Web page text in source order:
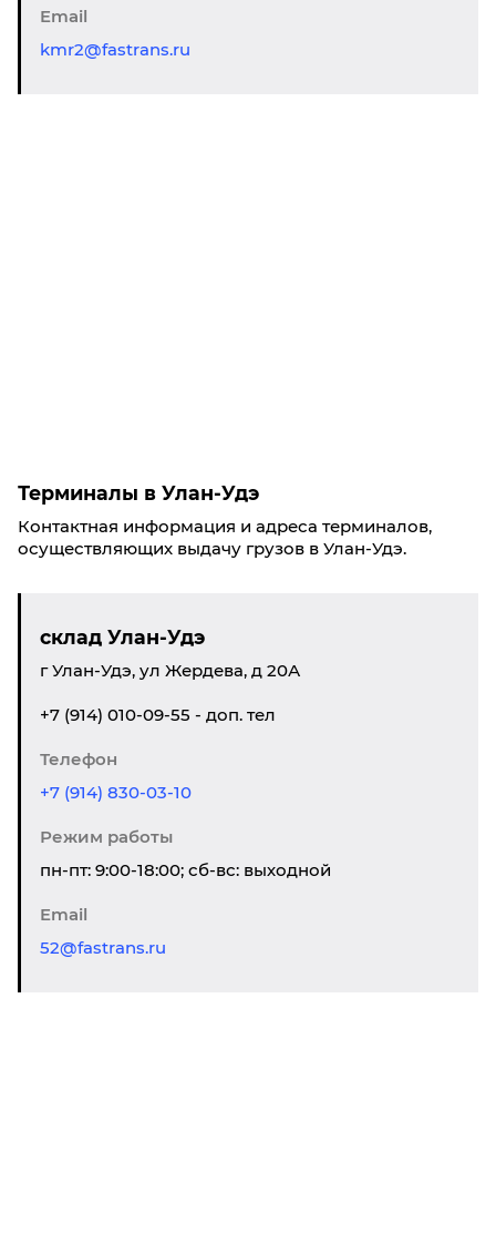
Email
kmr2@fastrans.ru
Терминалы в Улан-Удэ
Контактная информация и адреса терминалов,
осуществляющих выдачу грузов в Улан-Удэ.
склад Улан-Удэ
г Улан-Удэ, ул Жердева, д 20А
+7 (914) 010-09-55 - доп. тел
Телефон
+7 (914) 830-03-10
Режим работы
пн-пт: 9:00-18:00; сб-вс: выходной
Email
52@fastrans.ru